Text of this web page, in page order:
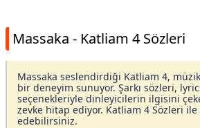
Massaka - Katliam 4 Sözleri
Massaka seslendirdiği Katliam 4,
bir deneyim sunuyor. Şarkı sözleri,
seçenekleriyle dinleyicilerin ilgisini
zevke hitap ediyor. Katliam 4 Sözleri ile
edebilirsiniz.